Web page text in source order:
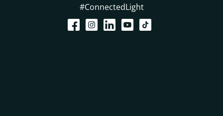
#ConnectedLight